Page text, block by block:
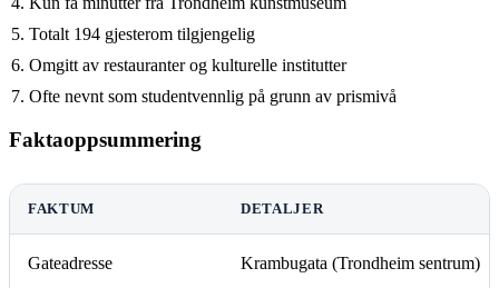
Totalt 194 gjesterom tilgjengelig
Omgitt av restauranter og kulturelle institutter
Ofte nevnt som studentvennlig på grunn av prismivå
Faktaoppsummering
FAKTUM DETALJER
Gateadresse Krambugata (Trondheim sentrum)